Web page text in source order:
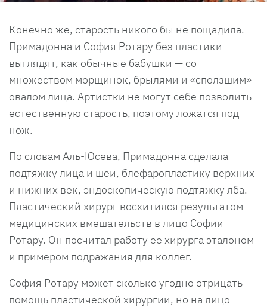
Конечно же, старость никого бы не пощадила.
Примадонна и София Ротару без пластики
выглядят, как обычные бабушки — со
множеством морщинок, брылями и «сползшим»
овалом лица. Артистки не могут себе позволить
естественную старость, поэтому ложатся под
нож.
По словам Аль-Юсева, Примадонна сделала
подтяжку лица и шеи, блефаропластику верхних
и нижних век, эндоскопическую подтяжку лба.
Пластический хирург восхитился результатом
медицинских вмешательств в лицо Софии
Ротару. Он посчитал работу ее хирурга эталоном
и примером подражания для коллег.
София Ротару может сколько угодно отрицать
помощь пластической хирургии, но на лицо